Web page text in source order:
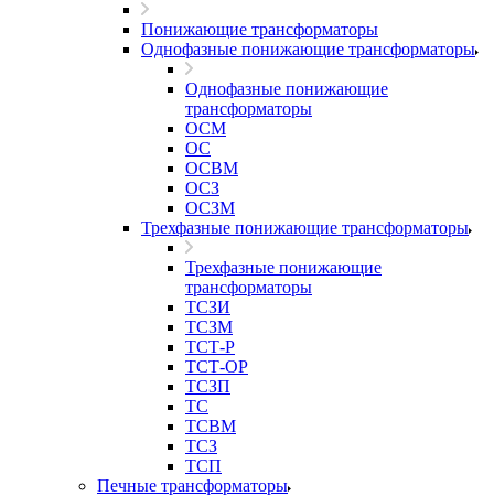
Понижающие трансформаторы
Однофазные понижающие трансформаторы
Однофазные понижающие
трансформаторы
ОСМ
ОС
ОСВМ
ОСЗ
ОСЗМ
Трехфазные понижающие трансформаторы
Трехфазные понижающие
трансформаторы
ТСЗИ
ТСЗМ
ТСТ-Р
ТСТ-ОР
ТСЗП
ТС
ТСВМ
ТСЗ
ТСП
Печные трансформаторы